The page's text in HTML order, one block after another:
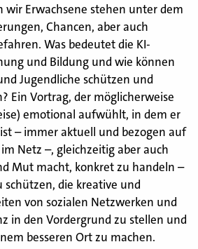
wir Erwachsene stehen unter dem
Chancen, aber auch
Was bedeutet die KI-
und Bildung und wie können
Jugendliche schützen und
Ein Vortrag, der möglicherweise
emotional aufwühlt, in dem er
– immer aktuell und bezogen auf
Netz –, gleichzeitig aber auch
Mut macht, konkret zu handeln –
schützen, die kreative und
von sozialen Netzwerken und
in den Vordergrund zu stellen und
besseren Ort zu machen.